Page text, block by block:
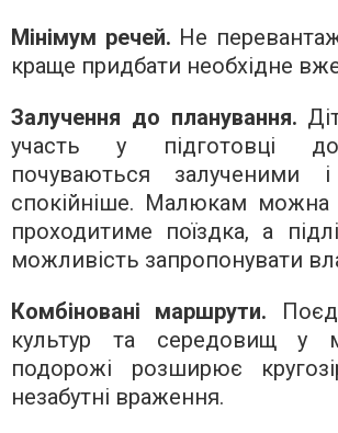
Мінімум речей. Не
краще придбати необхідне вже
Залучення до планування.
участь у підготовці
почуваються залученими
спокійніше. Малюкам можна
проходитиме поїздка, а
можливість запропонувати
Комбіновані маршрути.
культур та середовищ у
подорожі розширює
незабутні враження.